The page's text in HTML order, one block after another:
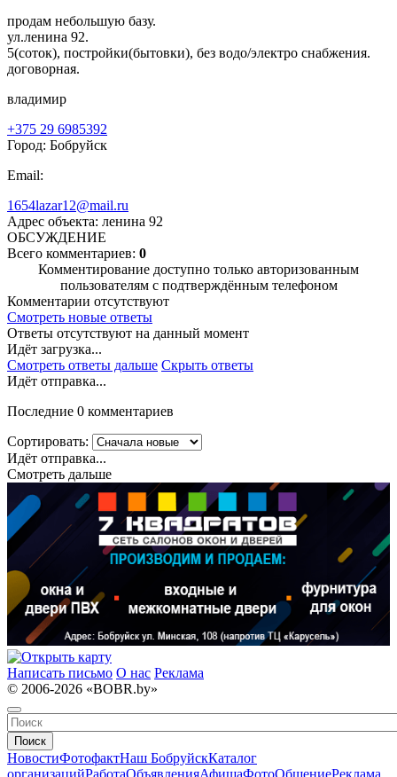
продам небольшую базу.
ул.ленина 92.
5(соток), постройки(бытовки), без водо/электро снабжения.
договорная.
владимир
+375 29 6985392
Город: Бобруйск
Email:
1654lazar12@mail.ru
Адрес объекта: ленина 92
ОБСУЖДЕНИЕ
Всего комментариев: 0
Комментирование доступно только авторизованным
пользователям с подтверждённым телефоном
Комментарии отсутствуют
Смотреть новые ответы
Ответы отсутствуют на данный момент
Идёт загрузка...
Смотреть ответы дальше Скрыть ответы
Идёт отправка...
Последние 0 комментариев
Сортировать:
Идёт отправка...
Смотреть дальше
Написать письмо О нас Реклама
© 2006-2026 «BOBR.by»
Поиск
НовостиФотофактНаш БобруйскКаталог
организацийРаботаОбъявленияАфишаФотоОбщениеРеклама